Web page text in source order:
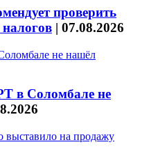
проверить
| 07.08.2026
в Соломбале не